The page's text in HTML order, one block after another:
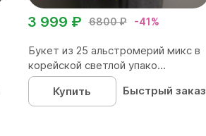
6800 ₽ -41%
3 999 ₽
Букет из 25 альстромерий микс в
корейской светлой упако...
Купить
Быстрый заказ